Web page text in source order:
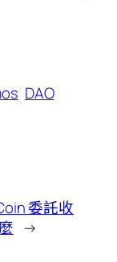
DAO
委託收
→